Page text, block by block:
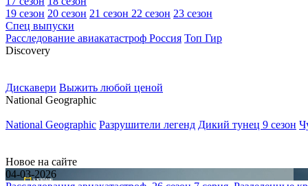
19 сезон 20 сезон 21 сезон 22 сезон 23 сезон
Спец выпуски
Расследование авиакатастроф Россия Топ Гир
Discovery
Дискавери Выжить любой ценой
National Geographic
National Geographic Разрушители легенд Дикий тунец 9 сезон
Новое на сайте
04-03-2026